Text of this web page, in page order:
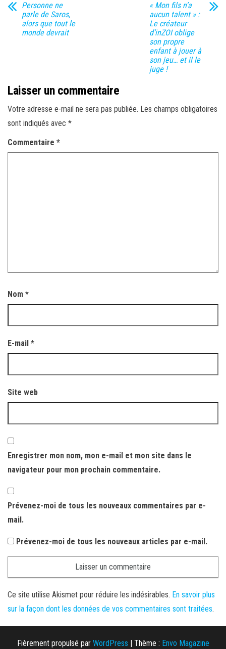
Personne ne
parle de Saros,
alors que tout le
monde devrait
« Mon fils n’a
aucun talent » :
Le créateur
d’inZOI oblige
son propre
enfant à jouer à
son jeu… et il le
juge !
Laisser un commentaire
Votre adresse e-mail ne sera pas publiée. Les champs obligatoires
sont indiqués avec *
Commentaire *
Nom *
E-mail *
Site web
Enregistrer mon nom, mon e-mail et mon site dans le
navigateur pour mon prochain commentaire.
Prévenez-moi de tous les nouveaux commentaires par e-
mail.
Prévenez-moi de tous les nouveaux articles par e-mail.
Ce site utilise Akismet pour réduire les indésirables. En savoir plus
sur la façon dont les données de vos commentaires sont traitées.
Fièrement propulsé par WordPress | Thème : Envo Magazine